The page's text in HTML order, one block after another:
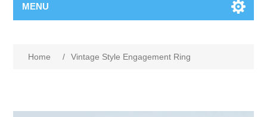
MENU
Home / Vintage Style Engagement Ring